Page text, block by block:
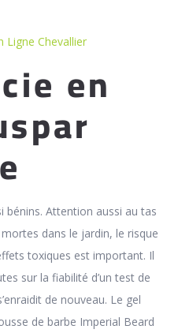
Ligne Chevallier
en
bénins. Attention aussi au tas
dans le jardin, le risque
toxiques est important. Il
sur la fiabilité d’un test de
de nouveau. Le gel
de barbe Imperial Beard